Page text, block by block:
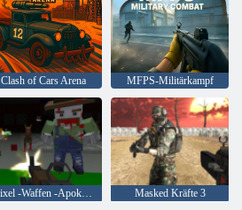
Clash of Cars Arena MFPS-Militärkampf
Pixel -Waffen -Apokalypse 6 Masked Kräfte 3